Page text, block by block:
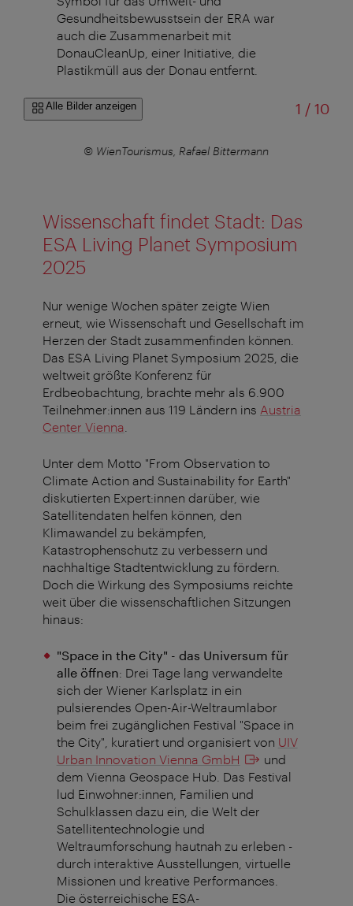
Gesundheitsbewusstsein der ERA war
auch die Zusammenarbeit mit
DonauCleanUp, einer Initiative, die
Plastikmüll aus der Donau entfernt.
Alle Bilder anzeigen 1 /von
10
© WienTourismus, Rafael Bittermann
Wissenschaft findet Stadt: Das
ESA Living Planet Symposium
2025
Nur wenige Wochen später zeigte Wien
erneut, wie Wissenschaft und Gesellschaft im
Herzen der Stadt zusammenfinden können.
Das ESA Living Planet Symposium 2025, die
weltweit größte Konferenz für
Erdbeobachtung, brachte mehr als 6.900
Teilnehmer:innen aus 119 Ländern ins Austria
Center Vienna
Unter dem Motto "From Observation to
Climate Action and Sustainability for Earth"
diskutierten Expert:innen darüber, wie
Satellitendaten helfen können, den
Klimawandel zu bekämpfen,
Katastrophenschutz zu verbessern und
nachhaltige Stadtentwicklung zu fördern.
Doch die Wirkung des Symposiums reichte
weit über die wissenschaftlichen Sitzungen
hinaus:
"Space in the City" - das Universum für
alle öffnen: Drei Tage lang verwandelte
sich der Wiener Karlsplatz in ein
pulsierendes Open-Air-Weltraumlabor
beim frei zugänglichen Festival "Space in
the City", kuratiert und organisiert von UIV
Urban Innovation Vienna GmbH
und
dem Vienna Geospace Hub. Das Festival
lud Einwohner:innen, Familien und
Schulklassen dazu ein, die Welt der
Satellitentechnologie und
Weltraumforschung hautnah zu erleben -
durch interaktive Ausstellungen, virtuelle
Missionen und kreative Performances.
Die österreichische ESA-